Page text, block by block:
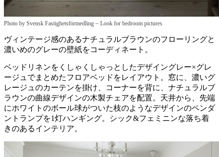
Photo by Svensk Fastighetsförmedling – Look for bedroom pictures
ヴィンテージ感のあるナチュラルブラウンのフローリングと
濃いめのグレーの壁紙をコーディネート。
ベッドリネンをくしゃくしゃっとしたデザイングレー×グレ
ージュでまとめたフロアベッドをレイアウト。窓に、濃いグ
レージュのカーテンを掛け、コーナーを背に、ナチュラルブ
ラウンの曲線デザインの木製チェアを配置。天井から、先端
にホワイトのボール球がついた枝のようなデザインのペンダ
ントランプを1灯ハンギング。シック&フェミニンな落ち着
きのあるインテリア。